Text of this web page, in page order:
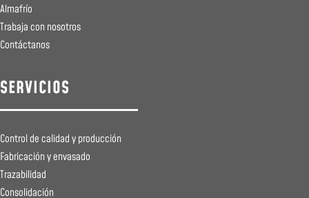
Almafrío
Trabaja con nosotros
Contáctanos
SERVICIOS
Control de calidad y producción
Fabricación y envasado
Trazabilidad
Consolidación